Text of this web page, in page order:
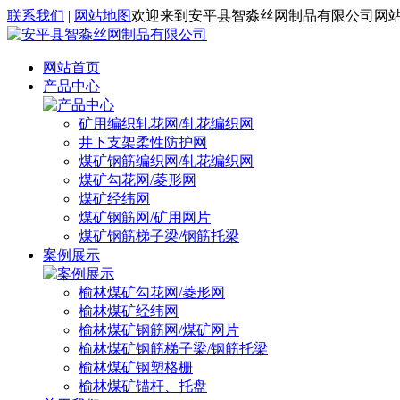
联系我们 | 网站地图欢迎来到安平县智淼丝网制品有限公司网
网站首页
产品中心
矿用编织轧花网/轧花编织网
井下支架柔性防护网
煤矿钢筋编织网/轧花编织网
煤矿勾花网/菱形网
煤矿经纬网
煤矿钢筋网/矿用网片
煤矿钢筋梯子梁/钢筋托梁
案例展示
榆林煤矿勾花网/菱形网
榆林煤矿经纬网
榆林煤矿钢筋网/煤矿网片
榆林煤矿钢筋梯子梁/钢筋托梁
榆林煤矿钢塑格栅
榆林煤矿锚杆、托盘